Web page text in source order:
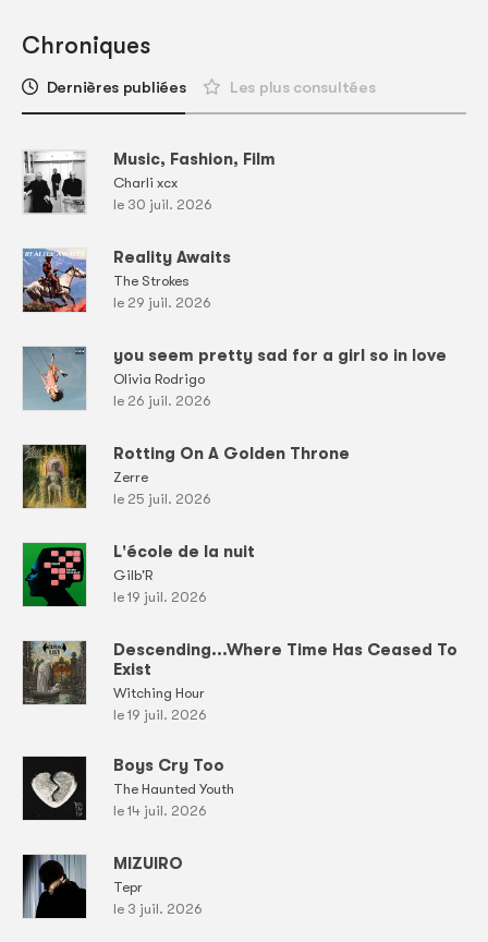
Chroniques
Dernières publiées Les plus consultées
Music, Fashion, Film
Charli xcx
le 30 juil. 2026
Reality Awaits
The Strokes
le 29 juil. 2026
you seem pretty sad for a girl so in love
Olivia Rodrigo
le 26 juil. 2026
Rotting On A Golden Throne
Zerre
le 25 juil. 2026
L'école de la nuit
Gilb'R
le 19 juil. 2026
Descending...Where Time Has Ceased To
Exist
Witching Hour
le 19 juil. 2026
Boys Cry Too
The Haunted Youth
le 14 juil. 2026
MIZUIRO
Tepr
le 3 juil. 2026